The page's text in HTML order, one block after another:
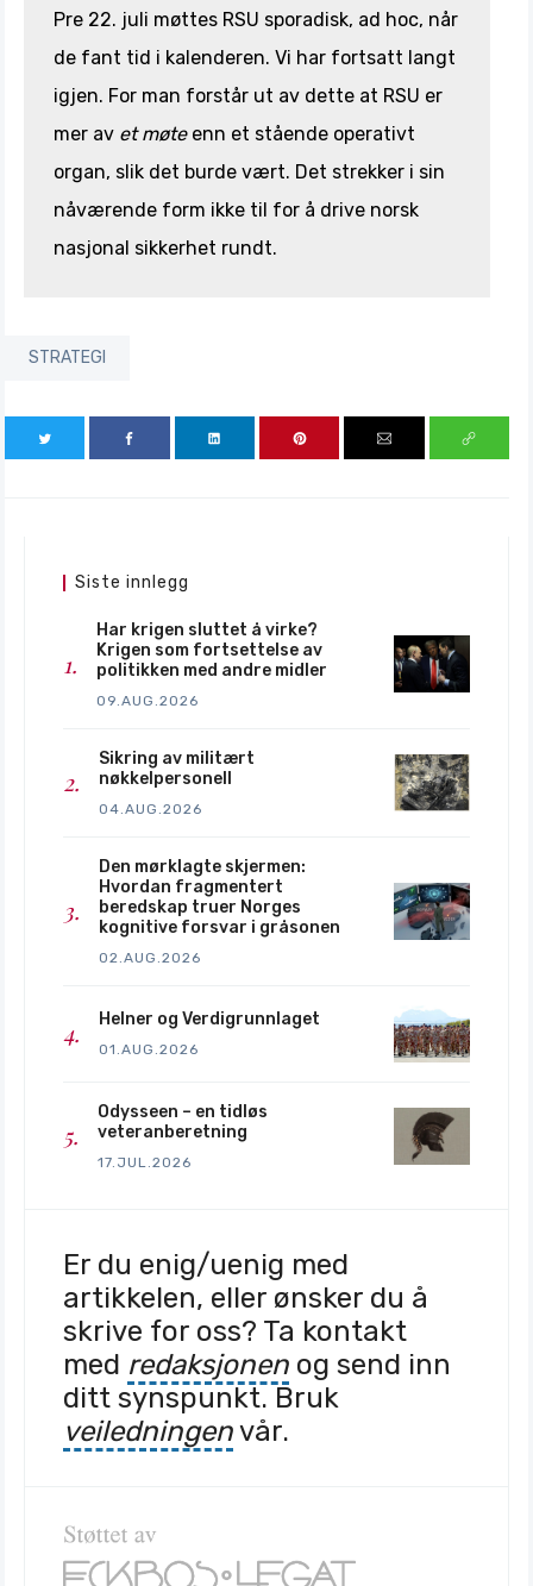
Pre 22. juli møttes RSU sporadisk, ad hoc, når
de fant tid i kalenderen. Vi har fortsatt langt
igjen. For man forstår ut av dette at RSU er
mer av et møteenn et stående operativt
organ, slik det burde vært. Det strekker i sin
nåværende form ikke til for å drive norsk
nasjonal sikkerhet rundt.
STRATEGI
Siste innlegg
Har krigen sluttet å virke?
Krigen som fortsettelse av
politikken med andre midler
09.AUG.2026
Sikring av militært
nøkkelpersonell
04.AUG.2026
Den mørklagte skjermen:
Hvordan fragmentert
beredskap truer Norges
kognitive forsvar i gråsonen
02.AUG.2026
Helner og Verdigrunnlaget
01.AUG.2026
Odysseen – en tidløs
veteranberetning
17.JUL.2026
Er du enig/uenig med
artikkelen, eller ønsker du å
skrive for oss? Ta kontakt
med redaksjonen og send inn
ditt synspunkt. Bruk
veiledningenvår.